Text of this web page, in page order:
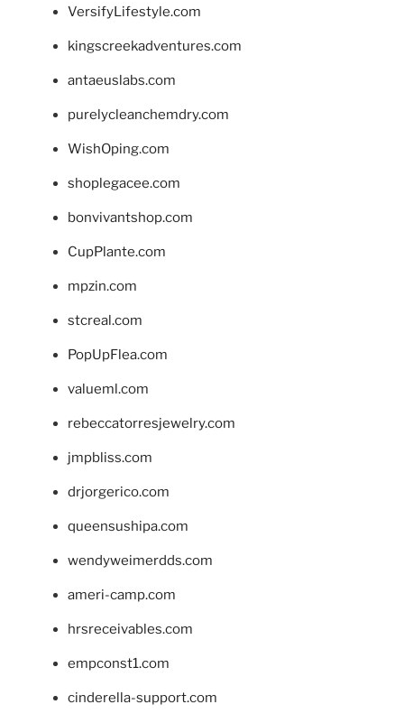
VersifyLifestyle.com
kingscreekadventures.com
antaeuslabs.com
purelycleanchemdry.com
WishOping.com
shoplegacee.com
bonvivantshop.com
CupPlante.com
mpzin.com
stcreal.com
PopUpFlea.com
valueml.com
rebeccatorresjewelry.com
jmpbliss.com
drjorgerico.com
queensushipa.com
wendyweimerdds.com
ameri-camp.com
hrsreceivables.com
empconst1.com
cinderella-support.com